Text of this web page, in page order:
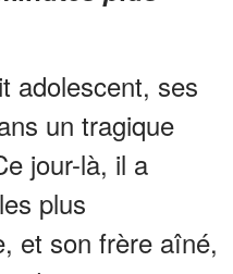
adolescent, ses
un tragique
jour-là, il a
plus
et son frère aîné,